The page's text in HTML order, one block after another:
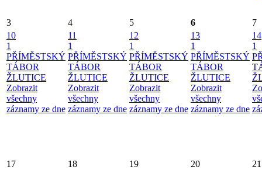
3 4 5 6
7
10
1
PŘÍMĚSTSKÝ
TÁBOR
ŽLUTICE
Zobrazit
všechny
záznamy ze dne
11
1
PŘÍMĚSTSKÝ
TÁBOR
ŽLUTICE
Zobrazit
všechny
záznamy ze dne
12
1
PŘÍMĚSTSKÝ
TÁBOR
ŽLUTICE
Zobrazit
všechny
záznamy ze dne
13
1
PŘÍMĚSTSKÝ
TÁBOR
ŽLUTICE
Zobrazit
všechny
záznamy ze dne
14
1
17 18 19 20 21